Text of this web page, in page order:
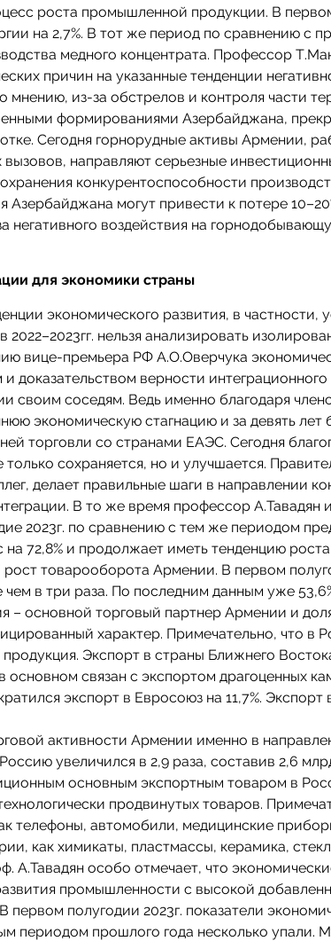
роста промышленной продукции. В
на 2,7%. В тот же период по сравнению с
медного концентрата. Профессор
причин на указанные тенденции
мнению, из-за обстрелов и контроля части
формированиями Азербайджана,
Сегодня горнорудные активы Армении,
направляют серьезные
конкурентоспособности
Азербайджана могут привести к потере
негативного воздействия на
для экономики страны
экономического развития, в частности,
нельзя анализировать
вице-премьера РФ А.О.Оверчука
верности интеграционного
своим соседям. Ведь именно благодаря
экономическую стагнацию и за девять лет
торговли со странами ЕАЭС. Сегодня
сохраняется, но и улучшается.
делает правильные шаги в направлении
В то же время профессор А.Тавадян
2023г. по сравнению с тем же периодом
72,8% и продолжает иметь тенденцию роста.
товарооборота Армении. В первом
в три раза. По последним данным уже
– основной торговый партнер Армении и
характер. Примечательно, что в
Экспорт в страны Ближнего
основном связан с экспортом драгоценных
экспорт в Евросоюз на 11,7%. Экспорт
активности Армении именно в
увеличился в 2,9 раза, составив 2,6
основным экспортным товаром в
продвинутых товаров.
телефоны, автомобили, медицинские
как химикаты, пластмассы, керамика,
А.Тавадян особо отмечает, что
промышленности с высокой
полугодии 2023г. показатели
периодом прошлого года несколько упали.